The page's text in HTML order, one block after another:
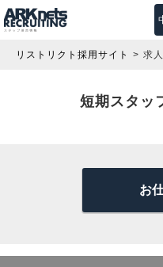
リストリクト採用サイト 求
短期スタッ
お